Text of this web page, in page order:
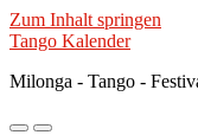
Zum Inhalt springen
Tango Kalender
Milonga - Tango -